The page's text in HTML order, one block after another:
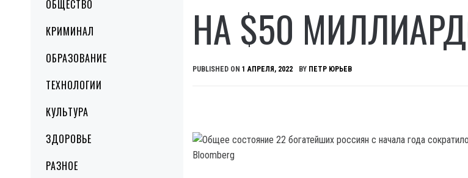
ОБЩЕСТВО
КРИМИНАЛ
ОБРАЗОВАНИЕ
ТЕХНОЛОГИИ
КУЛЬТУРА
ЗДОРОВЬЕ
РАЗНОЕ
НА $50
PUBLISHED ON 1 АПРЕЛЯ, 2022 BY ПЕТР ЮРЬЕВ